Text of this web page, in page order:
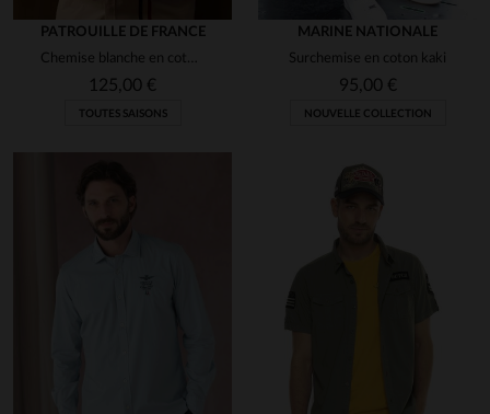
PATROUILLE DE FRANCE
Chemise blanche en coton avec bandes bleu blanc rouge
125,00 €
TOUTES SAISONS
MARINE NATIONALE
Surchemise en coton kaki
95,00 €
NOUVELLE COLLECTION